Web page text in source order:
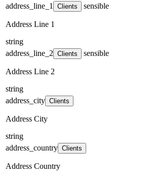
address_line_1
Clients sensible
Address Line 1
string
address_line_2 Clients sensible
Address Line 2
string
address_city Clients
Address City
string
address_country Clients
Address Country